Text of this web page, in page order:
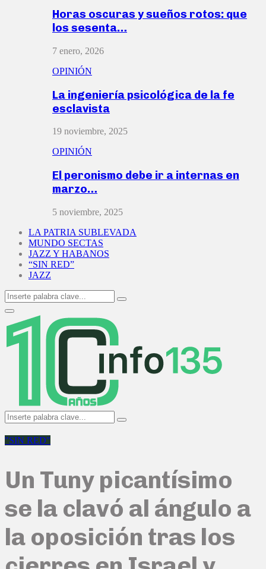
Horas oscuras y sueños rotos: que
los sesenta…
7 enero, 2026
OPINIÓN
La ingeniería psicológica de la fe
esclavista
19 noviembre, 2025
OPINIÓN
El peronismo debe ir a internas en
marzo…
5 noviembre, 2025
LA PATRIA SUBLEVADA
MUNDO SECTAS
JAZZ Y HABANOS
“SIN RED”
JAZZ
Search
for:
Search
Primary
Menu
Search
for:
Search
"SIN RED"
Un Tuny picantísimo
se la clavó al ángulo a
la oposición tras los